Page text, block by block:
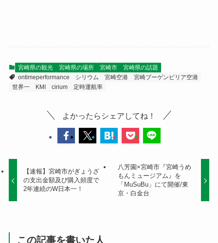
宮崎県の観光 宮崎県の場所 宮崎市
宮崎県の話題
ontimeperformance
シリウム 宮崎空港
宮崎ブーゲンビリア空港
世界一
KMI cirium 定時運航率
よかったらシェアしてね！
【速報】宮崎市がぎょうざ
の支出金額及び購入頻度で
2年連続のW日本一！
八芳園×宮崎市『宮崎うめ
もんミュージアム』を
「MuSuBu」にて開催/東
京・白金台
この記事を書いた人